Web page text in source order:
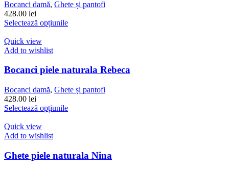
fi
în
Bocanci damă, Ghete și pantofi
428.00 lei
Selectează opțiunileAcest
variații.
pot
fi
în
Quick view
Add to wishlist
Bocanci piele naturala Rebeca
Bocanci damă, Ghete și pantofi
428.00 lei
Selectează opțiunileAcest
variații.
Opțiunile
Quick view
Add to wishlist
Ghete piele naturala Nina